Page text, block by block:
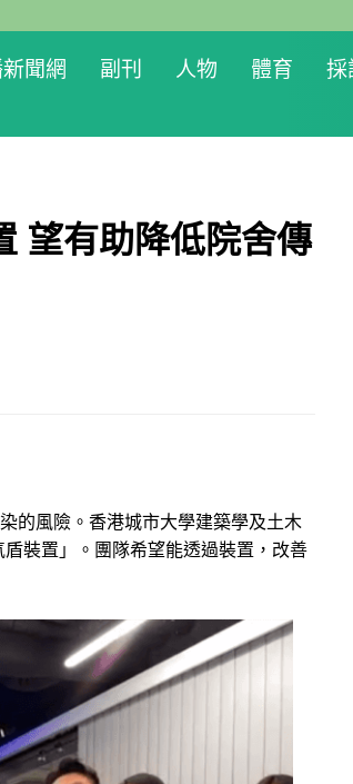
聞網 副刊 人物 體育 採
望有助降低院舍傳
的風險。香港城市大學建築學及土木
裝置」。團隊希望能透過裝置，改善